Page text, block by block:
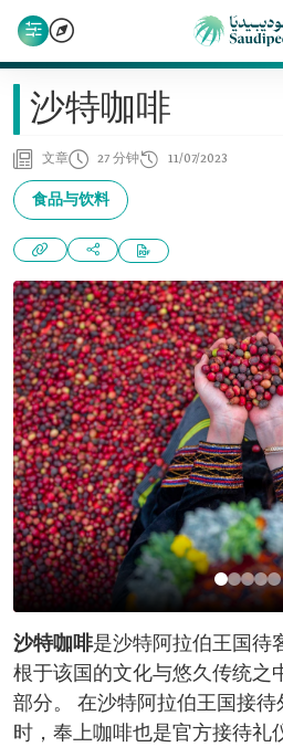
沙特咖啡
文章 27 分钟 11/07/2023
食品与饮料
沙特咖啡是沙特阿拉伯王国待
根于该国的文化与悠久传统之
部分。 在沙特阿拉伯王国接
时，奉上咖啡也是官方接待礼